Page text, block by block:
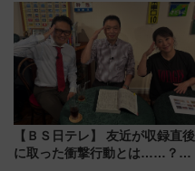
「いつから何が変わるか」徹底
解説！
【ＢＳ日テレ】 友近が収録直後
に取った衝撃行動とは……？